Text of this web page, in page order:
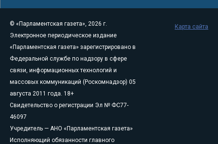
© «Парламентская газета», 2026 г.
Электронное периодическое издание
«Парламентская газета» зарегистрировано в
Федеральной службе по надзору в сфере
связи, информационных технологий и
массовых коммуникаций (Роскомнадзор) 05
августа 2011 года. 18+
Свидетельство о регистрации Эл № ФС77-
46097
Учредитель — АНО «Парламентская газета»
Исполняющий обязанности главного
Карта сайта